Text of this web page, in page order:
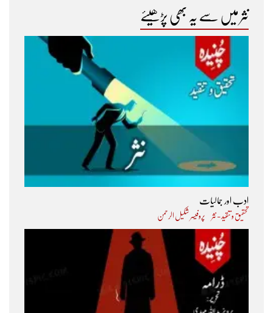
نثر میں سے یہ بھی پڑھیئے
ادب اور جمالیات
تحقیق و تنقید - نثر پروفیسر شکیل الرحمن